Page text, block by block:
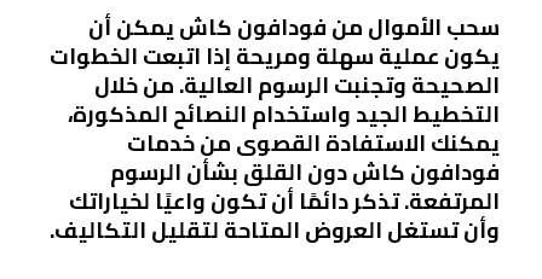
سحب الأموال من فودافون كاش يمكن أن
يكون عملية سهلة ومريحة إذا اتبعت الخطوات
الصحيحة وتجنبت الرسوم العالية. من خلال
التخطيط الجيد واستخدام النصائح المذكورة،
يمكنك الاستفادة القصوى من خدمات
فودافون كاش دون القلق بشأن الرسوم
المرتفعة. تذكر دائمًا أن تكون واعيًا لخياراتك
وأن تستغل العروض المتاحة لتقليل التكاليف.